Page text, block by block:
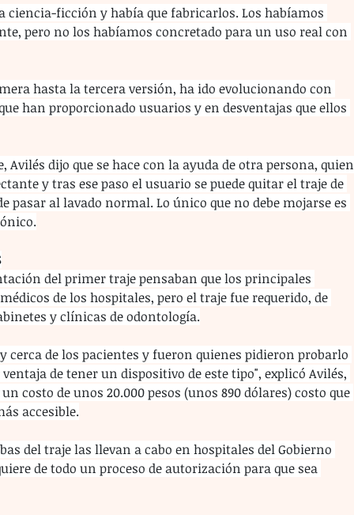
ciencia-ficción y había que fabricarlos. Los habíamos
pero no los habíamos concretado para un uso real con
hasta la tercera versión, ha ido evolucionando con
han proporcionado usuarios y en desventajas que ellos
Avilés dijo que se hace con la ayuda de otra persona, quien
y tras ese paso el usuario se puede quitar el traje de
pasar al lavado normal. Lo único que no debe mojarse es
del primer traje pensaban que los principales
de los hospitales, pero el traje fue requerido, de
y clínicas de odontología.
cerca de los pacientes y fueron quienes pidieron probarlo
de tener un dispositivo de este tipo", explicó Avilés,
costo de unos 20.000 pesos (unos 890 dólares) costo que
accesible.
del traje las llevan a cabo en hospitales del Gobierno
de todo un proceso de autorización para que sea